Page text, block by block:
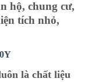
hộ, chung cư,
tích nhỏ,
là chất liệu